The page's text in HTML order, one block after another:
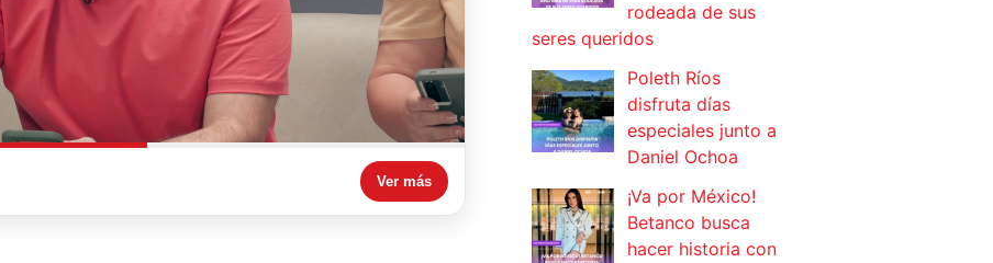
Ver más
rodeada de sus
seres queridos
Poleth Ríos
disfruta días
especiales junto a
Daniel Ochoa
¡Va por México!
Betanco busca
hacer historia con